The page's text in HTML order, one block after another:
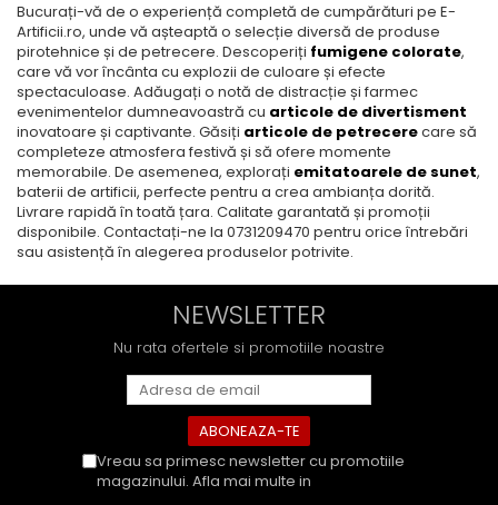
Bucurați-vă de o experiență completă de cumpărături pe E-
Artificii.ro, unde vă așteaptă o selecție diversă de produse
pirotehnice și de petrecere. Descoperiți fumigene colorate,
care vă vor încânta cu explozii de culoare și efecte
spectaculoase. Adăugați o notă de distracție și farmec
evenimentelor dumneavoastră cu articole de divertisment
inovatoare și captivante. Găsiți articole de petrecerecare să
completeze atmosfera festivă și să ofere momente
memorabile. De asemenea, explorați emitatoarele de sunet,
baterii de artificii, perfecte pentru a crea ambianța dorită.
Livrare rapidă în toată țara. Calitate garantată și promoții
disponibile. Contactați-ne la 0731209470 pentru orice întrebări
sau asistență în alegerea produselor potrivite.
NEWSLETTER
Nu rata ofertele si promotiile noastre
Vreau sa primesc newsletter cu promotiile
magazinului. Afla mai multe in